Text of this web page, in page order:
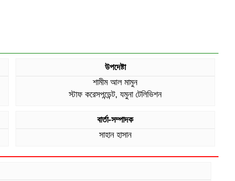
উপদেষ্টা
শামীম আল মামুন
স্টাফ করেসপন্ডেন্ট, যমুনা টেলিভিশন
বার্তা-সম্পাদক
সাহান হাসান